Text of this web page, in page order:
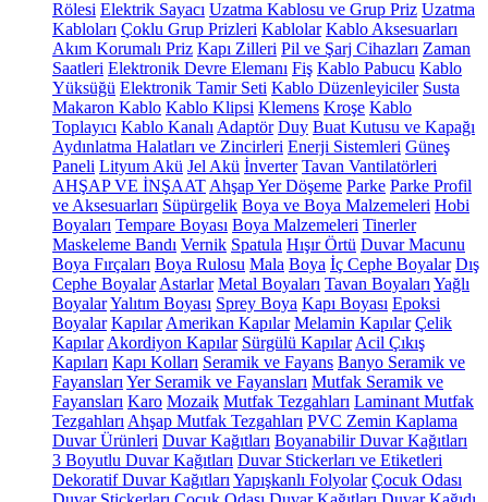
Rölesi Elektrik Sayacı Uzatma Kablosu ve Grup Priz Uzatma
Kabloları Çoklu Grup Prizleri Kablolar Kablo Aksesuarları
Akım Korumalı Priz Kapı Zilleri Pil ve Şarj Cihazları Zaman
Saatleri Elektronik Devre Elemanı Fiş Kablo Pabucu Kablo
Yüksüğü Elektronik Tamir Seti Kablo Düzenleyiciler Susta
Makaron Kablo Kablo Klipsi Klemens Kroşe Kablo
Toplayıcı Kablo Kanalı Adaptör Duy Buat Kutusu ve Kapağı
Aydınlatma Halatları ve Zincirleri Enerji Sistemleri Güneş
Paneli Lityum Akü Jel Akü İnverter Tavan Vantilatörleri
AHŞAP VE İNŞAAT Ahşap Yer Döşeme Parke Parke Profil
ve Aksesuarları Süpürgelik Boya ve Boya Malzemeleri Hobi
Boyaları Tempare Boyası Boya Malzemeleri Tinerler
Maskeleme Bandı Vernik Spatula Hışır Örtü Duvar Macunu
Boya Fırçaları Boya Rulosu Mala Boya İç Cephe Boyalar Dış
Cephe Boyalar Astarlar Metal Boyaları Tavan Boyaları Yağlı
BoyalarYalıtım Boyası Sprey Boya Kapı Boyası Epoksi
Boyalar Kapılar Amerikan Kapılar Melamin Kapılar Çelik
Kapılar Akordiyon Kapılar Sürgülü Kapılar Acil Çıkış
Kapıları Kapı Kolları Seramik ve Fayans Banyo Seramik ve
Fayansları Yer Seramik ve Fayansları Mutfak Seramik ve
Fayansları Karo Mozaik Mutfak Tezgahları Laminant Mutfak
Tezgahları Ahşap Mutfak Tezgahları PVC Zemin Kaplama
Duvar Ürünleri Duvar Kağıtları Boyanabilir Duvar Kağıtları
3 Boyutlu Duvar Kağıtları Duvar Stickerları ve Etiketleri
Dekoratif Duvar Kağıtları Yapışkanlı Folyolar Çocuk Odası